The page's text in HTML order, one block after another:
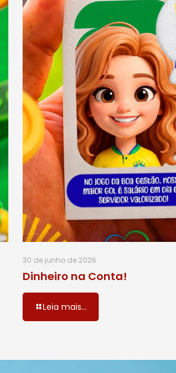
30 de junho de 2026
Dinheiro na Conta!
Leia mais...